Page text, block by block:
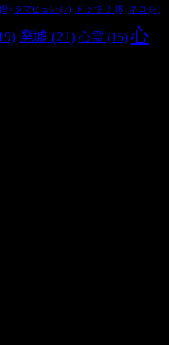
(9) タマヒュン (7) ドッキリ (8) ネコ (7)
廃墟 (21) 心霊 (15) 心